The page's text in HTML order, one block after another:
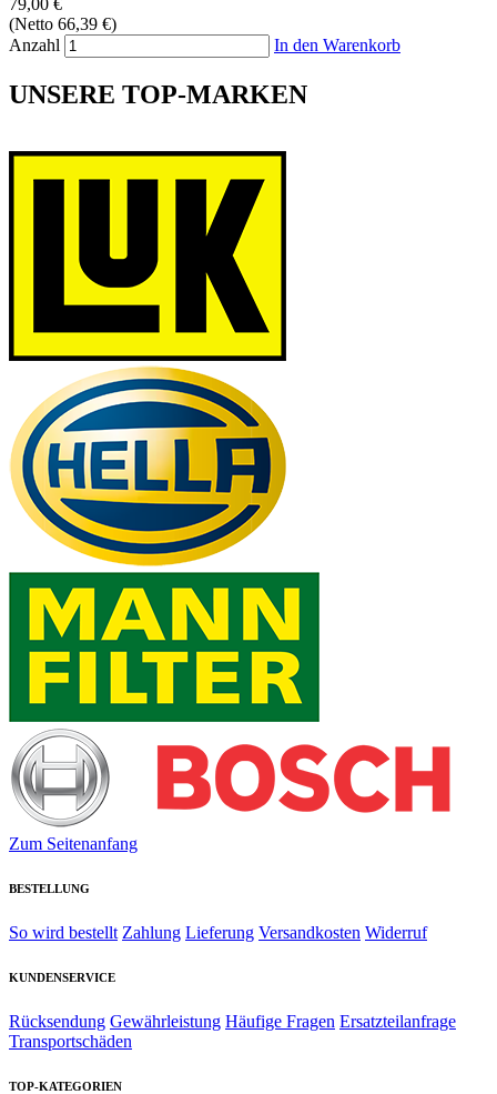
(Netto 66,39 €)
Anzahl
In den Warenkorb
UNSERE TOP-MARKEN
Zum Seitenanfang
BESTELLUNG
So wird bestellt Zahlung Lieferung Versandkosten Widerruf
KUNDENSERVICE
Rücksendung Gewährleistung Häufige Fragen Ersatzteilanfrage
Transportschäden
TOP-KATEGORIEN